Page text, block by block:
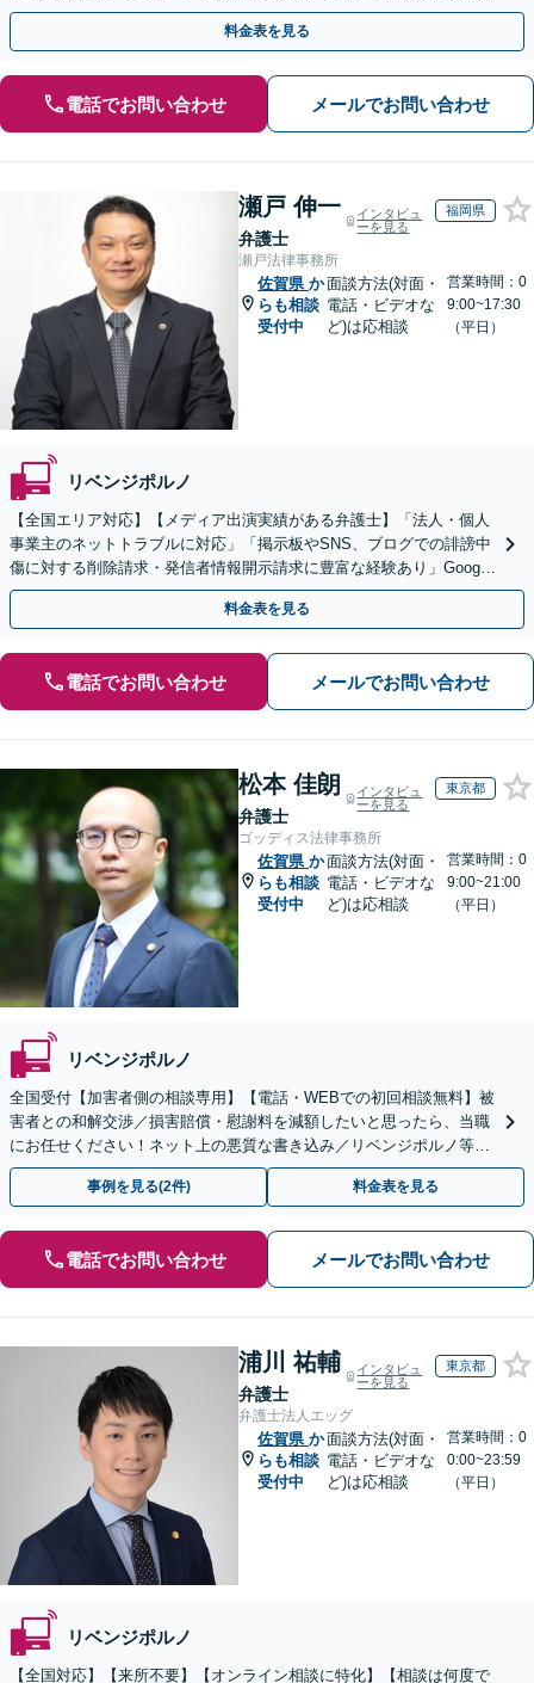
【WEB面談OK&解決実績豊富】【千葉中央駅4分】
料金表を見る
電話でお問い合わせ メールでお問い合わせ
瀬戸 伸一
弁護士
インタビュ
ーを見る
福岡県
瀬戸法律事務所
佐賀県 か
らも相談
受付中
面談方法(対面・
電話・ビデオな
ど)は応相談
営業時間：0
9:00~17:30
（平日）
リベンジポルノ
【全国エリア対応】【メディア出演実績がある弁護士】「法人・個人
事業主のネットトラブルに対応」「掲示板やSNS、ブログでの誹謗中
傷に対する削除請求・発信者情報開示請求に豊富な経験あり」Google
口コミの削除請求・賠償請求のご相談はお任せ
料金表を見る
電話でお問い合わせ メールでお問い合わせ
松本 佳朗
弁護士
インタビュ
ーを見る
東京都
ゴッディス法律事務所
佐賀県 か
らも相談
受付中
面談方法(対面・
電話・ビデオな
ど)は応相談
営業時間：0
9:00~21:00
（平日）
リベンジポルノ
全国受付【加害者側の相談専用】【電話・WEBでの初回相談無料】被
害者との和解交渉／損害賠償・慰謝料を減額したいと思ったら、当職
にお任せください！ネット上の悪質な書き込み／リベンジポルノ等、
代表弁護士が最後まで対応【関東エリア以外の相談も可】
事例を見る(2件) 料金表を見る
電話でお問い合わせ メールでお問い合わせ
浦川 祐輔
弁護士
インタビュ
ーを見る
東京都
弁護士法人エッグ
佐賀県 か
らも相談
受付中
面談方法(対面・
電話・ビデオな
ど)は応相談
営業時間：0
0:00~23:59
（平日）
リベンジポルノ
【全国対応】【来所不要】【オンライン相談に特化】【相談は何度で